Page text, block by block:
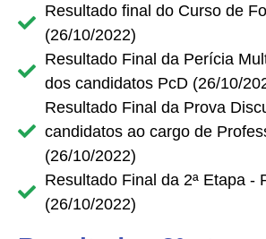
Resultado final do Curso de
(26/10/2022)
Resultado Final da Perícia
dos candidatos PcD (26/10/
Resultado Final da Prova
candidatos ao cargo de
(26/10/2022)
Resultado Final da 2ª Etapa -
(26/10/2022)